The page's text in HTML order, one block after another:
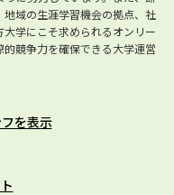
域の生涯学習機会の拠点、社
学にこそ求められるオンリー
競争力を確保できる大学運営
を表示